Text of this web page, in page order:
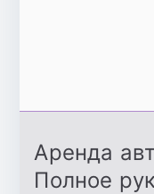
Аренда
Полное